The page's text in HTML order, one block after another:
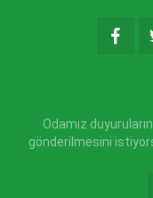
Odamız
gönderilmesini